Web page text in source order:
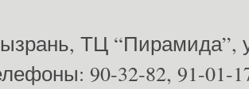
ТЦ “Пирамида”,
90-32-82, 91-01-